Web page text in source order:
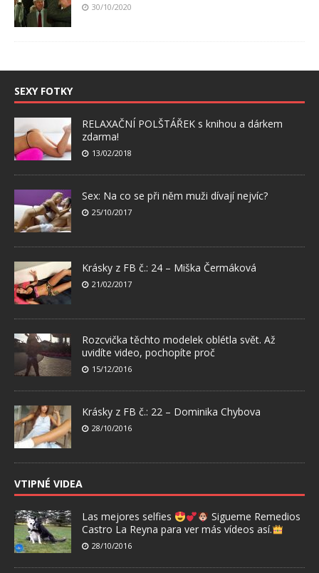
30/10/2020
SEXY FOTKY
RELAXAČNÍ POLŠTÁŘEK s knihou a dárkem
zdarma!
13/02/2018
Sex: Na co se při něm muži dívají nejvíc?
25/10/2017
Krásky z FB č.: 24 – Miška Čermáková
21/02/2017
Rozcvička těchto modelek oblétla svět. Až
uvidíte video, pochopíte proč
15/12/2016
Krásky z FB č.: 22 – Dominika Chybova
28/10/2016
VTIPNÉ VIDEA
Las mejores selfies
Sigueme Remedios
Castro La Reyna para ver más vídeos así.
28/10/2016